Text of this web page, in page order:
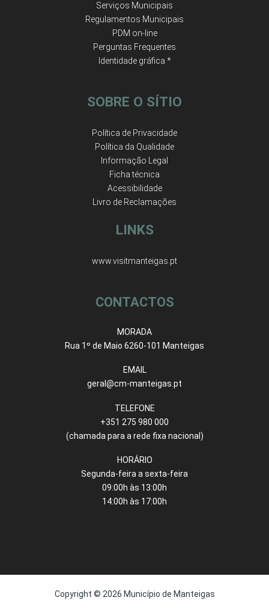
Serviços Municipais
Regulamentos Municipais
PDM on-line
Perguntas Frequentes
Identidade gráfica *
SOBRE O SÍTIO
Política de Privacidade
Política da Qualidade
Informação Legal
Ficha técnica
Acessibilidade
Livro de Reclamações
LINKS
www.visitmanteigas.pt
CONTACTOS
MORADA
Rua 1º de Maio 6260-101 Manteigas
EMAIL
geral@cm-manteigas.pt
TELEFONE
+351 275 980 000
(chamada para a rede fixa nacional)
HORÁRIO
Segunda-feira a sexta-feira
09:00h às 13:00h
14:00h às 17:00h
Copyright © 2026 Município de Manteigas